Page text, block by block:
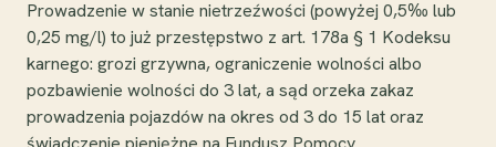
Prowadzenie w stanie nietrzeźwości (powyżej 0,5‰ lub
0,25 mg/l) to już przestępstwo z art. 178a § 1 Kodeksu
karnego: grozi grzywna, ograniczenie wolności albo
pozbawienie wolności do 3 lat, a sąd orzeka zakaz
prowadzenia pojazdów na okres od 3 do 15 lat oraz